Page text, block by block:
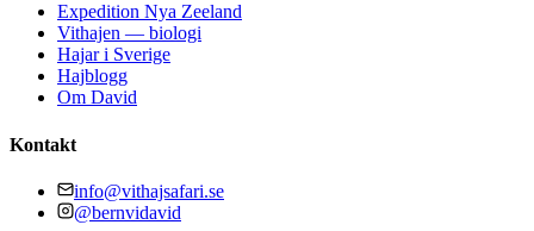
Expedition Nya Zeeland
Vithajen — biologi
Hajar i Sverige
Hajblogg
Om David
Kontakt
info@vithajsafari.se
@bernvidavid